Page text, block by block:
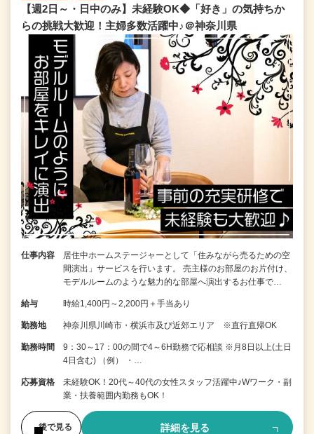
【週2日～・日中のみ】未経験OK◆「好き」の気持ちか
らの挑戦大歓迎！主婦多数活躍中♪＠神奈川県
仕事内容
居住中ホームステージャーとして「住みながら売るための空
間演出」サービスを行います。 売主様のお部屋のお片付け、
モデルルームのような魅力的な部屋へ演出するお仕事で…
給与 時給1,400円～2,200円＋手当あり
勤務地 神奈川県川崎市・横浜市及び近郊エリア ※直行直帰OK
勤務時間
9：30～17：00の間で4～6H勤務で応相談 ※月8日以上(土日
4日含む) （例） ・…
応募資格
未経験OK！20代～40代の女性スタッフ活躍中♪Wワーク・副
業・扶養範囲内勤務もOK！
後で見る 詳細を見る